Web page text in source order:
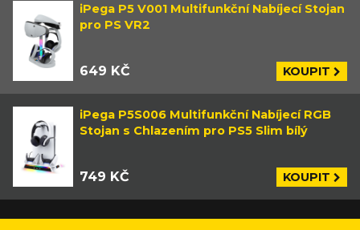
iPega P5 V001 Multifunkční Nabíjecí Stojan
pro PS VR2
649 KČ KOUPIT
iPega P5S006 Multifunkční Nabíjecí RGB
Stojan s Chlazením pro PS5 Slim bílý
749 KČ KOUPIT